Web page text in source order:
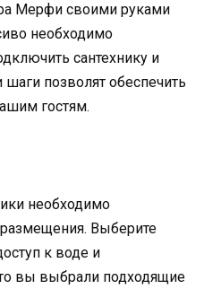
Мерфи своими руками
необходимо
сантехнику и
позволят обеспечить
гостям.
необходимо
Выберите
к воде и
вы выбрали подходящие